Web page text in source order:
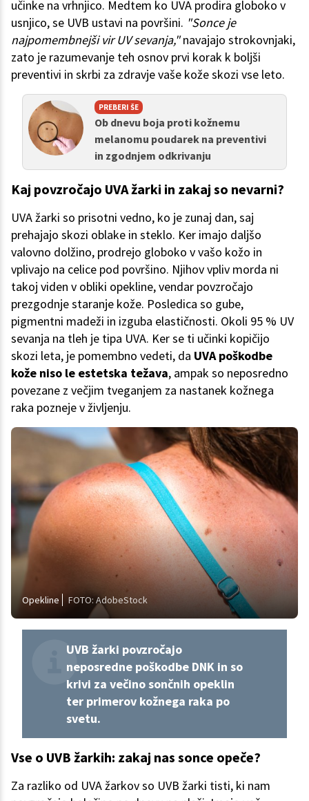
učinke na vrhnjico. Medtem ko UVA prodira globoko v
usnjico, se UVB ustavi na površini. "Sonce je
najpomembnejši vir UV sevanja,"navajajo strokovnjaki,
zato je razumevanje teh osnov prvi korak k boljši
preventivi in skrbi za zdravje vaše kože skozi vse leto.
PREBERI ŠE
Ob dnevu boja proti kožnemu
melanomu poudarek na preventivi
in zgodnjem odkrivanju
Kaj povzročajo UVA žarki in zakaj so nevarni?
UVA žarki so prisotni vedno, ko je zunaj dan, saj
prehajajo skozi oblake in steklo. Ker imajo daljšo
valovno dolžino, prodrejo globoko v vašo kožo in
vplivajo na celice pod površino. Njihov vpliv morda ni
takoj viden v obliki opekline, vendar povzročajo
prezgodnje staranje kože. Posledica so gube,
pigmentni madeži in izguba elastičnosti. Okoli 95 % UV
sevanja na tleh je tipa UVA. Ker se ti učinki kopičijo
skozi leta, je pomembno vedeti, da UVA poškodbe
kože niso le estetska težava, ampak so neposredno
povezane z večjim tveganjem za nastanek kožnega
raka pozneje v življenju.
Opekline FOTO: AdobeStock
UVB žarki povzročajo
neposredne poškodbe DNK in so
krivi za večino sončnih opeklin
ter primerov kožnega raka po
svetu.
Vse o UVB žarkih: zakaj nas sonce opeče?
Za razliko od UVA žarkov so UVB žarki tisti, ki nam